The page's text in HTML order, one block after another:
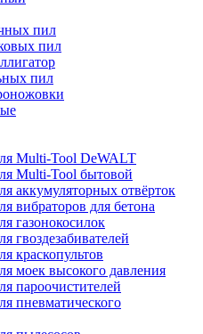
пил
пил
пил
Multi-Tool DeWALT
Multi-Tool бытовой
аккумуляторных отвёрток
вибраторов для бетона
газонокосилок
гвоздезабивателей
краскопультов
моек высокого давления
пароочистителей
пневматического